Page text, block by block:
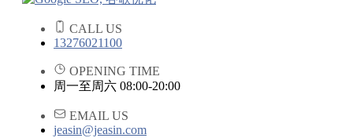
CALL US
13276021100
OPENING TIME
周一至周六 08:00-20:00
EMAIL US
jeasin@jeasin.com